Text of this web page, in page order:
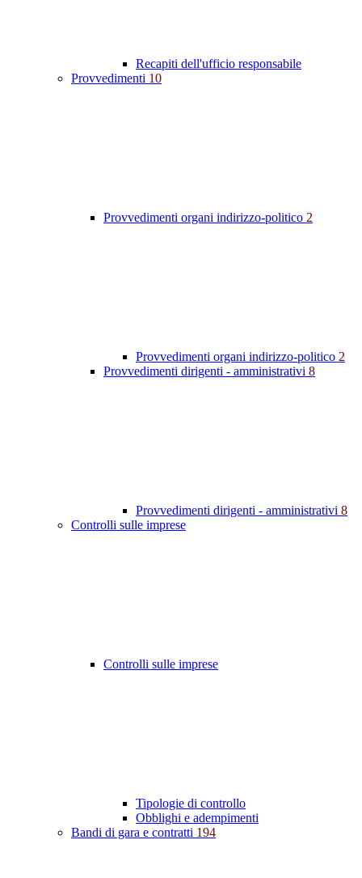
Recapiti dell'ufficio responsabile
Provvedimenti 10
Provvedimenti organi indirizzo-politico 2
Provvedimenti organi indirizzo-politico 2
Provvedimenti dirigenti - amministrativi 8
Provvedimenti dirigenti - amministrativi 8
Controlli sulle imprese
Controlli sulle imprese
Tipologie di controllo
Obblighi e adempimenti
Bandi di gara e contratti 194